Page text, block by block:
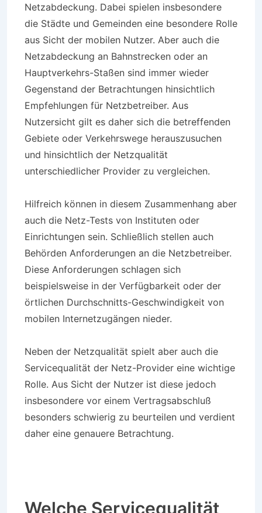
Netzabdeckung. Dabei spielen insbesondere
die Städte und Gemeinden eine besondere Rolle
aus Sicht der mobilen Nutzer. Aber auch die
Netzabdeckung an Bahnstrecken oder an
Hauptverkehrs-Staßen sind immer wieder
Gegenstand der Betrachtungen hinsichtlich
Empfehlungen für Netzbetreiber. Aus
Nutzersicht gilt es daher sich die betreffenden
Gebiete oder Verkehrswege herauszusuchen
und hinsichtlich der Netzqualität
unterschiedlicher Provider zu vergleichen.
Hilfreich können in diesem Zusammenhang aber
auch die Netz-Tests von Instituten oder
Einrichtungen sein. Schließlich stellen auch
Behörden Anforderungen an die Netzbetreiber.
Diese Anforderungen schlagen sich
beispielsweise in der Verfügbarkeit oder der
örtlichen Durchschnitts-Geschwindigkeit von
mobilen Internetzugängen nieder.
Neben der Netzqualität spielt aber auch die
Servicequalität der Netz-Provider eine wichtige
Rolle. Aus Sicht der Nutzer ist diese jedoch
insbesondere vor einem Vertragsabschluß
besonders schwierig zu beurteilen und verdient
daher eine genauere Betrachtung.
Welche Servicequalität